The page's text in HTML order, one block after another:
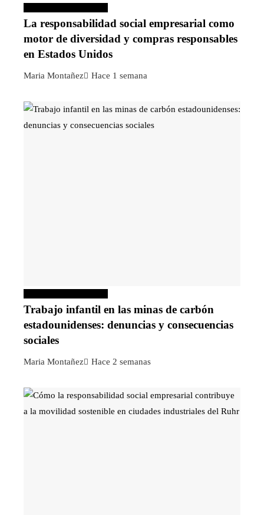
La responsabilidad social empresarial como
motor de diversidad y compras responsables
en Estados Unidos
Maria Montañez Hace 1 semana
Trabajo infantil en las minas de carbón
estadounidenses: denuncias y consecuencias
sociales
Maria Montañez Hace 2 semanas